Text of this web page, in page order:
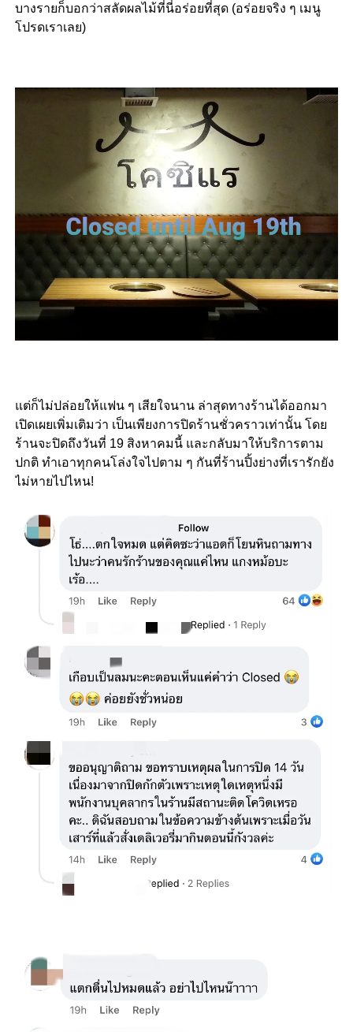
บางรายก็บอกว่าสลัดผลไม้ที่นี่อร่อยที่สุด (อร่อยจริง ๆ เมนู
โปรดเราเลย)
แต่ก็ไม่ปล่อยให้แฟน ๆ เสียใจนาน ล่าสุดทางร้านได้ออกมา
เปิดเผยเพิ่มเติมว่า เป็นเพียงการปิดร้านชั่วคราวเท่านั้น โดย
ร้านจะปิดถึงวันที่ 19 สิงหาคมนี้ และกลับมาให้บริการตาม
ปกติ ทำเอาทุกคนโล่งใจไปตาม ๆ กันที่ร้านปิ้งย่างที่เรารักยัง
ไม่หายไปไหน!